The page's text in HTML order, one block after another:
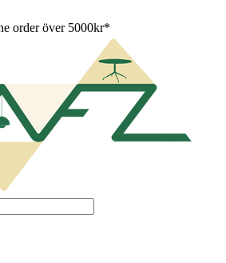
order över 5000kr*